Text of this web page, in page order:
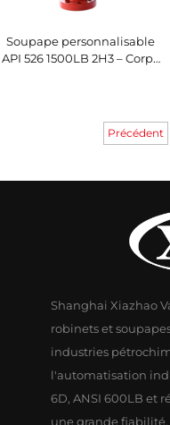
Soupape personnalisable
API 526 1500LB 2H3 – Corps
Précédent
Shanghai Xiazhao
robinets et
industries
l'automatisation
6D, ANSI 600LB et
une grande fiabilité.